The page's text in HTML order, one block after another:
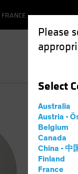
Please
Select
Australia
Austria -
Belgium
Canada
China - 中
Finland
France
Fonds